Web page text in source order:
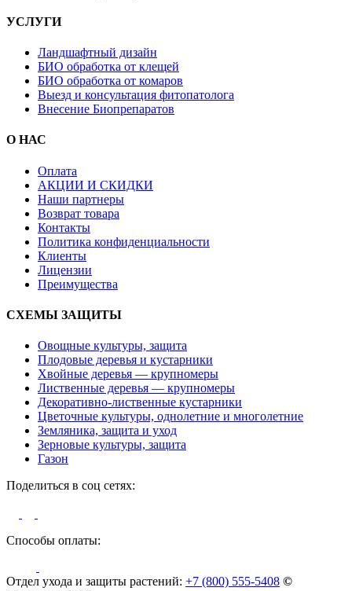
УСЛУГИ
Ландшафтный дизайн
БИО обработка от клещей
БИО обработка от комаров
Выезд и консультация фитопатолога
Внесение Биопрепаратов
О НАС
Оплата
АКЦИИ И СКИДКИ
Наши партнеры
Возврат товара
Контакты
Политика конфиденциальности
Клиенты
Лицензии
Преимущества
СХЕМЫ ЗАЩИТЫ
Овощные культуры, защита
Плодовые деревья и кустарники
Хвойные деревья — крупномеры
Лиственные деревья — крупномеры
Декоративно-лиственные кустарники
Цветочные культуры, однолетние и многолетние
Земляника, защита и уход
Зерновые культуры, защита
Газон
Поделиться в соц сетях:
Способы оплаты:
Отдел ухода и защиты растений: +7 (800) 555-5408 ©